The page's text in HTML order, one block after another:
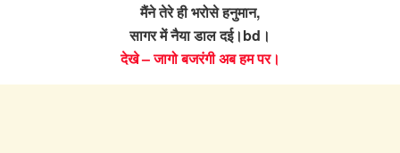
मैंने तेरे ही भरोसे हनुमान,
सागर में नैया डाल दई।bd।
देखे – जागो बजरंगी अब हम पर।